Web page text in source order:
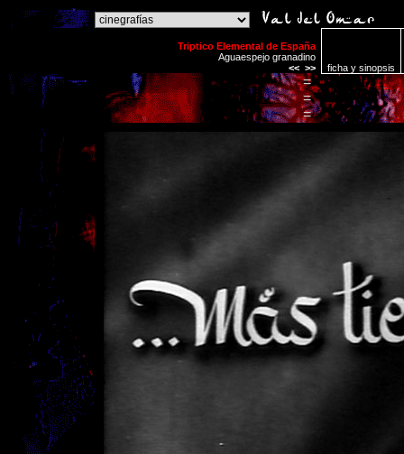
Triptico Elemental de España
Aguaespejo granadino
<< >> ficha y sinopsis
=
=
=